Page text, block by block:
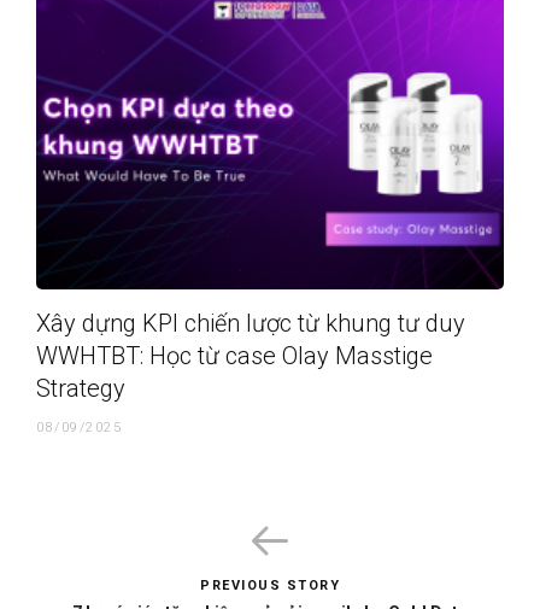
Xây dựng KPI chiến lược từ khung tư duy
WWHTBT: Học từ case Olay Masstige
Strategy
08/09/2025
PREVIOUS STORY